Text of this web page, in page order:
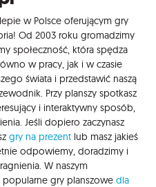
w Polsce oferującym gry
Od 2003 roku gromadzimy
społeczność, która spędza
w pracy, jak i w czasie
świata i przedstawić naszą
Przy planszy spotkasz
i interaktywny sposób,
Jeśli dopiero zaczynasz
gry na prezent lub masz jakieś
odpowiemy, doradzimy i
W naszym
popularne gry planszowe dla